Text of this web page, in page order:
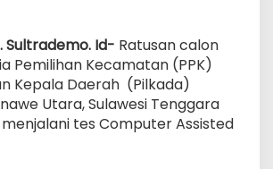
Sultrademo. Id- Ratusan calon
Pemilihan Kecamatan (PPK)
Kepala Daerah (Pilkada)
Utara, Sulawesi Tenggara
tes Computer Assisted